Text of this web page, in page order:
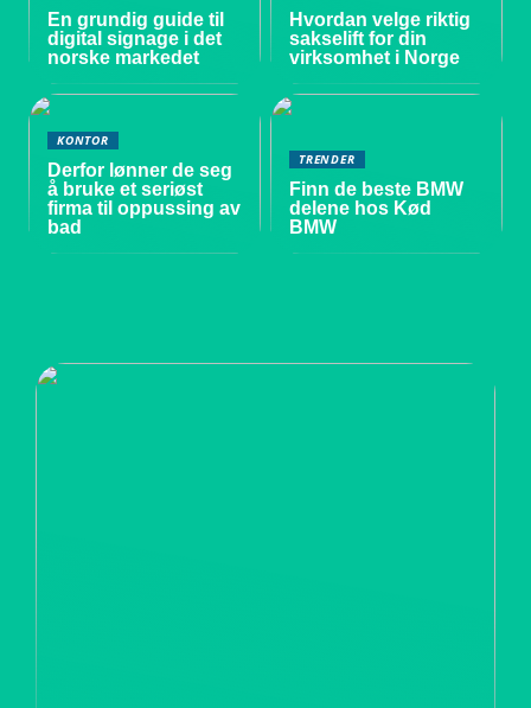
En grundig guide til
digital signage i det
norske markedet
Hvordan velge riktig
sakselift for din
virksomhet i Norge
KONTOR
Derfor lønner de seg
å bruke et seriøst
firma til oppussing av
bad
TRENDER
Finn de beste BMW
delene hos Kød
BMW